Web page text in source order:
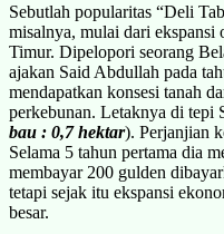
Sebutlah popularitas “Deli
misalnya, mulai dari ekspansi
Timur. Dipelopori seorang
ajakan Said Abdullah pada
mendapatkan konsesi tanah
perkebunan. Letaknya di tepi
bau : 0,7 hektar). Perjanjian
Selama 5 tahun pertama dia
membayar 200 gulden
tetapi sejak itu ekspansi
besar.